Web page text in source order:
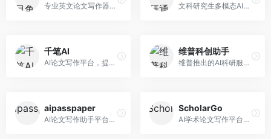
专业英文论文写作器，支持学术论文全流程。面向留学生和国际期刊投稿者，提供英文论文撰写、润色、格式调整等服务，学术英语表达规范。 文科研究生多模态AI学术写作平台。面向文科研究生和社科研究者，提供文献综述、理论分析、定性研究辅助等服务，文科研究方法论支持完善。
千笔AI
AI论文写作平台，提供无限改稿服务。面向高校学生和学术研究者，支持论文选题、大纲生成、内容撰写、查重修改等全流程服务，改稿次数不限，服务质量有保障。
维普科创助手
维普推出的AI科研服务平台，整合学术资源与智能写作。面向科研人员和高校师生，提供文献检索、论文写作、查重检测等一站式服务，学术资源权威可靠。
aipasspaper
AI论文写作助手平台，提供智能化的学术写作支持。面向大学生和研究人员，支持多种学科论文生成，提供参考文献管理和格式规范服务，写作效率高。
ScholarGo
AI学术论文写作平台，专注于理工科领域的逻辑构建。面向理工科研究生和科研工作者，提供公式编辑、数据分析、论文结构优化等服务，理工科写作逻辑严谨。